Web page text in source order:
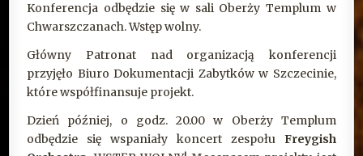
Konferencja odbędzie się w sali Oberży Templum w
Chwarszczanach. Wstęp wolny.
Główny Patronat nad organizacją konferencji
przyjęło Biuro Dokumentacji Zabytków w Szczecinie,
które współfinansuje projekt.
Dzień później, o godz. 20.00 w Oberży Templum
odbędzie się wspaniały koncert zespołu Freygish